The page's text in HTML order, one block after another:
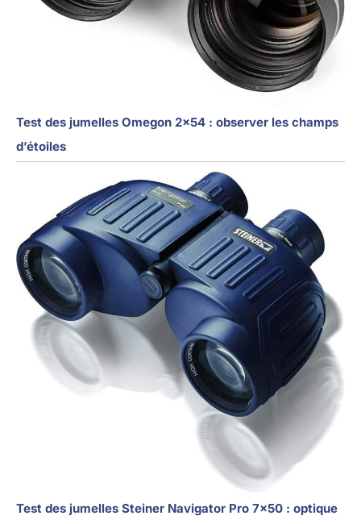
Test des jumelles Omegon 2×54 : observer les champs
d’étoiles
Test des jumelles Steiner Navigator Pro 7×50 : optique